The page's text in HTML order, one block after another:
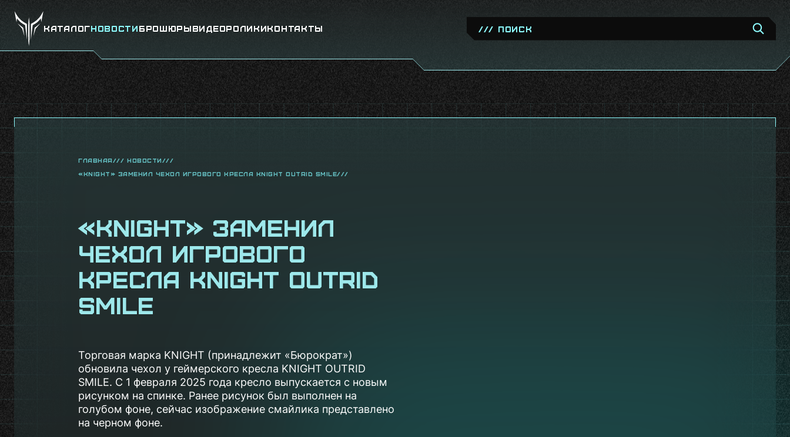
КаталогНовостиБрошюрыВидеороликиКонтакты
главная/// новости///
«KNIGHT» заменил чехол игрового кресла KNIGHT OUTRID SMILE///
«KNIGHT» заменил
чехол игрового
кресла KNIGHT OUTRID
SMILE
Торговая марка KNIGHT (принадлежит «Бюрократ»)
обновила чехол у геймерского кресла KNIGHT OUTRID
SMILE. С 1 февраля 2025 года кресло выпускается с новым
рисунком на спинке. Ранее рисунок был выполнен на
голубом фоне, сейчас изображение смайлика представлено
на черном фоне.